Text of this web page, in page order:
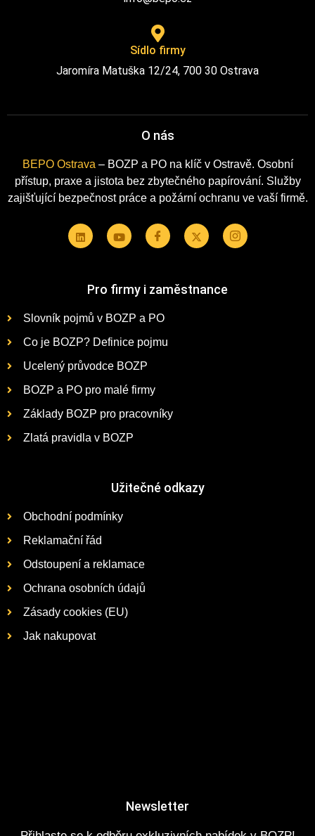
Sídlo firmy
Jaromíra Matuška 12/24, 700 30 Ostrava
O nás
BEPO Ostrava – BOZP a PO na klíč v Ostravě. Osobní
přístup, praxe a jistota bez zbytečného papírování. Služby
zajišťující bezpečnost práce a požární ochranu ve vaší firmě.
Pro firmy i zaměstnance
Slovník pojmů v BOZP a PO
Co je BOZP? Definice pojmu
Ucelený průvodce BOZP
BOZP a PO pro malé firmy
Základy BOZP pro pracovníky
Zlatá pravidla v BOZP
Užitečné odkazy
Obchodní podmínky
Reklamační řád
Odstoupení a reklamace
Ochrana osobních údajů
Zásady cookies (EU)
Jak nakupovat
Newsletter